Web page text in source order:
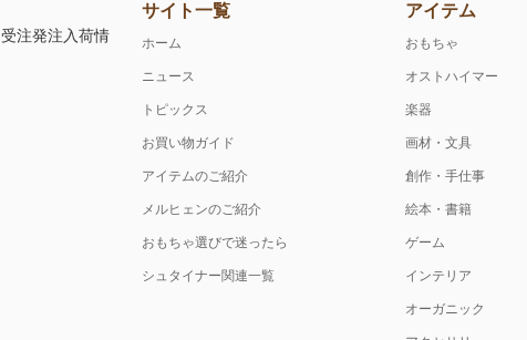
受注発注入荷情
サイト一覧
ホーム
ニュース
トピックス
お買い物ガイド
アイテムのご紹介
メルヒェンのご紹介
おもちゃ選びで迷ったら
シュタイナー関連一覧
アイテム
おもちゃ
オストハイマー
楽器
画材・文具
創作・手仕事
絵本・書籍
ゲーム
インテリア
オーガニック